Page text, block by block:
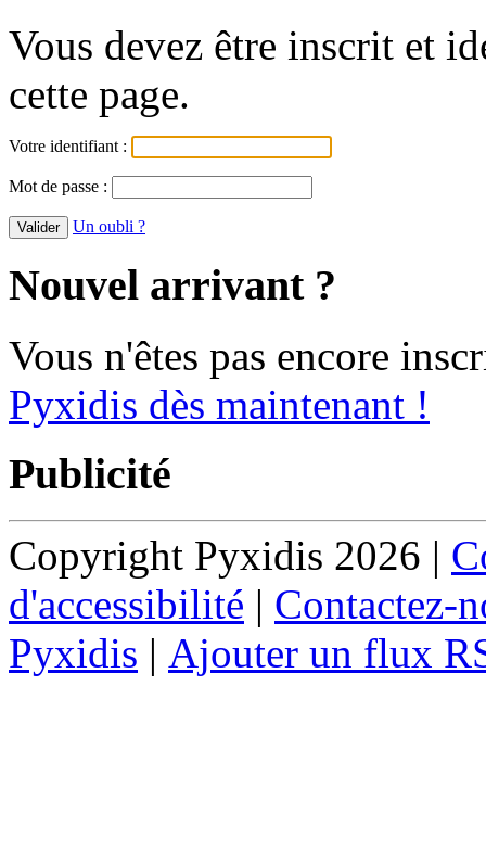
Vous devez être inscrit et
cette page.
Votre identifiant :
Mot de passe :
Un oubli ?
Nouvel arrivant ?
Vous n'êtes pas encore
Pyxidis dès maintenant !
Publicité
Copyright Pyxidis 2026 |
d'accessibilité | Contactez-
Pyxidis | Ajouter un flux